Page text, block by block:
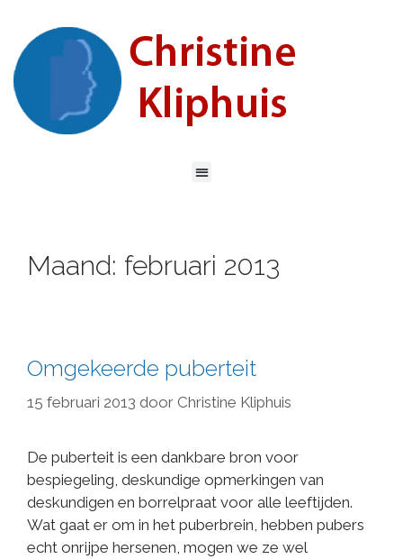
Maand: februari 2013
Omgekeerde puberteit
15 februari 2013 door Christine Kliphuis
De puberteit is een dankbare bron voor
bespiegeling, deskundige opmerkingen van
deskundigen en borrelpraat voor alle leeftijden.
Wat gaat er om in het puberbrein, hebben pubers
echt onrijpe hersenen, mogen we ze wel